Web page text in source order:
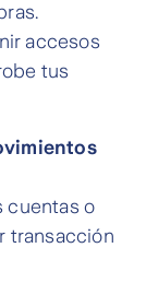
accesos
tus
cuentas o
transacción